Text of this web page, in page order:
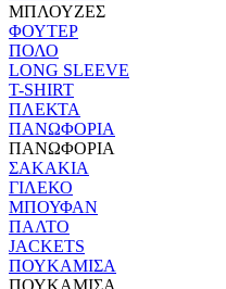
ΜΠΛΟΥΖΕΣ
ΦΟΥΤΕΡ
ΠΟΛΟ
LONG SLEEVE
T-SHIRT
ΠΛΕΚΤΑ
ΠΑΝΩΦΟΡΙΑ
ΠΑΝΩΦΟΡΙΑ
ΣΑΚΑΚΙΑ
ΓΙΛΕΚΟ
ΜΠΟΥΦΑΝ
ΠΑΛΤΟ
JACKETS
ΠΟΥΚΑΜΙΣΑ
ΠΟΥΚΑΜΙΣΑ